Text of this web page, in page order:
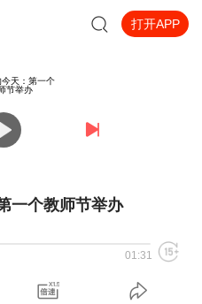
打开APP
一个教师节举办
01:31